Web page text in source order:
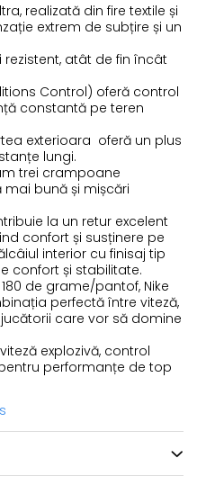
realizată din fire textile și
extrem de subțire și un
rezistent, atât de fin încât
Control) oferă control
constantă pe teren
exterioara oferă un plus
lungi.
trei crampoane
bună și mișcări
la un retur excelent
confort și susținere pe
interior cu finisaj tip
confort și stabilitate.
de grame/pantof, Nike
perfectă între viteză,
care vor să domine
explozivă, control
performanțe de top